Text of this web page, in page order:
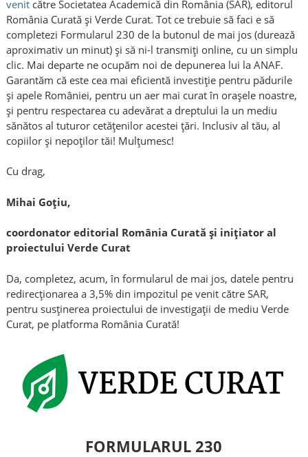
venitcătre Societatea Academică din România (SAR), editorul
România Curată și Verde Curat. Tot ce trebuie să faci e să
completezi Formularul 230 de la butonul de mai jos (durează
aproximativ un minut) și să ni-l transmiți online, cu un simplu
clic. Mai departe ne ocupăm noi de depunerea lui la ANAF.
Garantăm că este cea mai eficientă investiție pentru pădurile
și apele României, pentru un aer mai curat în orașele noastre,
și pentru respectarea cu adevărat a dreptului la un mediu
sănătos al tuturor cetățenilor acestei țări. Inclusiv al tău, al
copiilor și nepoților tăi! Mulțumesc!
Cu drag,
Mihai Goțiu,
coordonator editorial România Curată și inițiator al
proiectului Verde Curat
Da, completez, acum, în formularul de mai jos, datele pentru
redirecționarea a 3,5% din impozitul pe venit către SAR,
pentru susținerea proiectului de investigații de mediu Verde
Curat, pe platforma România Curată!
FORMULARUL 230